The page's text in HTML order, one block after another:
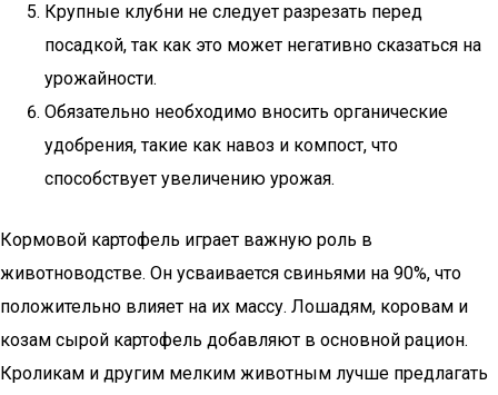
Крупные клубни не следует разрезать перед
посадкой, так как это может негативно сказаться на
урожайности.
Обязательно необходимо вносить органические
удобрения, такие как навоз и компост, что
способствует увеличению урожая.
Кормовой картофель играет важную роль в
животноводстве. Он усваивается свиньями на 90%, что
положительно влияет на их массу. Лошадям, коровам и
козам сырой картофель добавляют в основной рацион.
Кроликам и другим мелким животным лучше предлагать